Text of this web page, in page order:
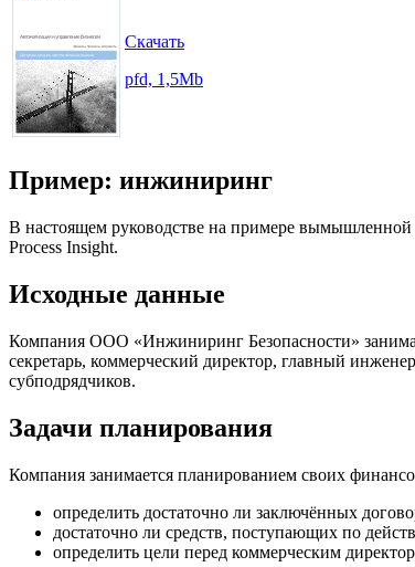
Скачать
pfd, 1,5Mb
Пример: инжиниринг
В настоящем руководстве на примере вымышленной
Process Insight.
Исходные данные
Компания ООО «Инжиниринг Безопасности»
секретарь, коммерческий директор, главный
субподрядчиков.
Задачи планирования
Компания занимается планированием своих
определить достаточно ли заключённых
достаточно ли средств, поступающих по
определить цели перед коммерческим